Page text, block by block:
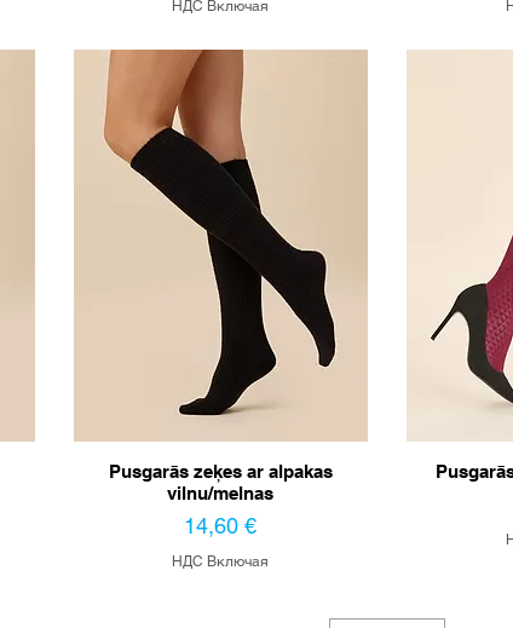
НДС Включая
Pusgarās zeķes ar alpakas
vilnu/melnas
Цена
14,60 €
НДС Включая